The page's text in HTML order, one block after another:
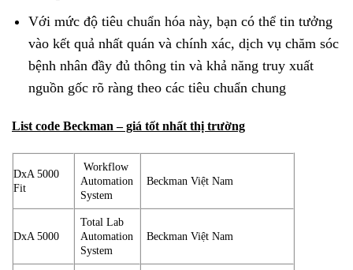
Với mức độ tiêu chuẩn hóa này, bạn có thể tin tưởng
vào kết quả nhất quán và chính xác, dịch vụ chăm sóc
bệnh nhân đầy đủ thông tin và khả năng truy xuất
nguồn gốc rõ ràng theo các tiêu chuẩn chung
List code Beckman – giá tốt nhất thị trường
DxA 5000
Fit
Workflow
Automation
System
Beckman Việt Nam
DxA 5000
Total Lab
Automation
System
Beckman Việt Nam